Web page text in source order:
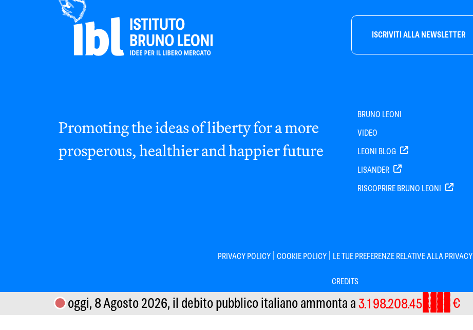
ISCRIVITI ALLA NEWSLETTER
Promoting the ideas of liberty for a more
prosperous, healthier and happier future
BRUNO LEONI
VIDEO
LEONI BLOG
LISANDER
RISCOPRIRE BRUNO LEONI
PRIVACY POLICY | COOKIE POLICY | LE TUE PREFERENZE RELATIVE ALLA PRIVACY
CREDITS
oggi, 8 Agosto 2026,il debito pubblico italianoammonta a319820845
8
7
6
5
4
3
6
5
4
3
2
1
8
7
6
5
4
3
6
5
4
3
2
1
€